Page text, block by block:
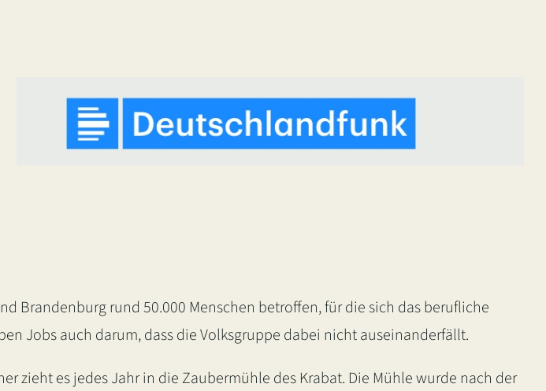
Brandenburg rund 50.000 Menschen betroffen, für die sich das berufliche
Jobs auch darum, dass die Volksgruppe dabei nicht auseinanderfällt.
zieht es jedes Jahr in die Zaubermühle des Krabat. Die Mühle wurde nach der